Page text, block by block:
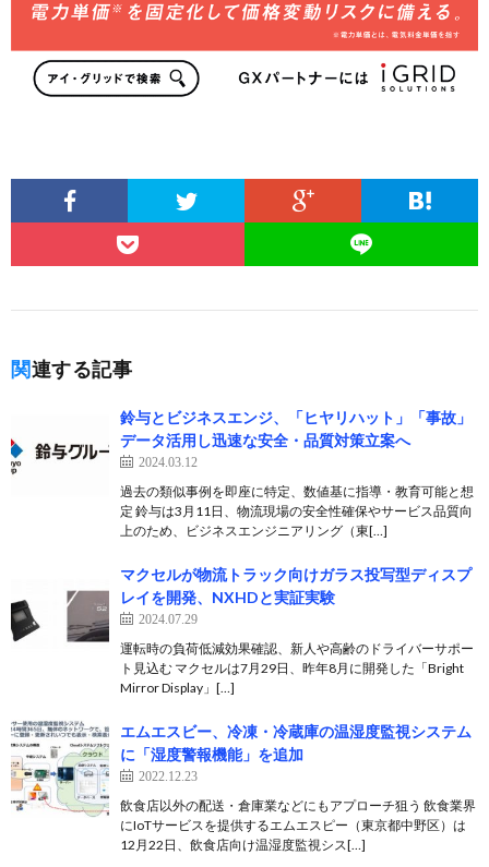
関連する記事
鈴与とビジネスエンジ、「ヒヤリハット」「事故」
データ活用し迅速な安全・品質対策立案へ
2024.03.12
過去の類似事例を即座に特定、数値基に指導・教育可能と想
定 鈴与は3月11日、物流現場の安全性確保やサービス品質向
上のため、ビジネスエンジニアリング（東[…]
マクセルが物流トラック向けガラス投写型ディスプ
レイを開発、NXHDと実証実験
2024.07.29
運転時の負荷低減効果確認、新人や高齢のドライバーサポー
ト見込む マクセルは7月29日、昨年8月に開発した「Bright
Mirror Display」[…]
エムエスビー、冷凍・冷蔵庫の温湿度監視システム
に「湿度警報機能」を追加
2022.12.23
飲食店以外の配送・倉庫業などにもアプローチ狙う 飲食業界
にIoTサービスを提供するエムエスピー（東京都中野区）は
12月22日、飲食店向け温湿度監視シス[…]